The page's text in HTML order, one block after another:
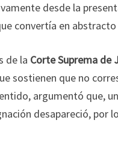
desde la
convertía en
de la Corte Suprema de
sostienen que no
argumentó que,
desapareció, por